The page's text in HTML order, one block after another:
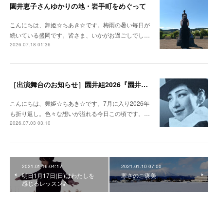
園井恵子さんゆかりの地・岩手町をめぐって
こんにちは、舞姫☆ちあき☆です。梅雨の暑い毎日が
続いている盛岡です。皆さま、いかがお過ごしでし…
2026.07.18 01:36
［出演舞台のお知らせ］園井組2026『園井恵子 なんじょしても』ふるさと演劇公演 in 岩手町
こんにちは、舞姫☆ちあき☆です。7月に入り2026年
も折り返し。色々な想いが溢れる今日この頃です。…
2026.07.03 03:10
2021.01.16 04:17
明日1月17日(日)はわたしを
感じるレッスン♪
2021.01.10 07:00
寒さのご褒美